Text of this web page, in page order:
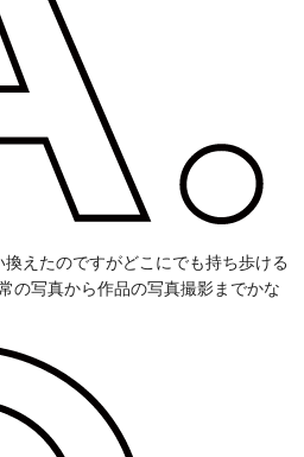
えたのですがどこにでも持ち歩ける
の写真から作品の写真撮影までかな